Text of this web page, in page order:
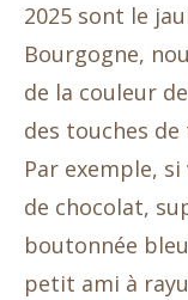
2025 sont le
Bourgogne,
de la couleur
des touches
Par exemple,
de chocolat,
boutonnée
petit ami à